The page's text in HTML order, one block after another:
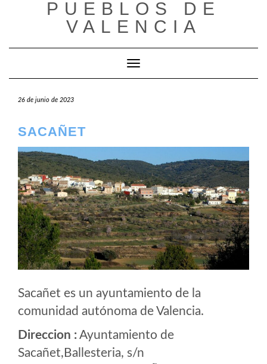
PUEBLOS DE
VALENCIA
Cambiar modo de navegación
26 de junio de 2023
SACAÑET
Sacañet es un ayuntamiento de la
comunidad autónoma de Valencia.
Direccion :Ayuntamiento de
Sacañet,Ballesteria, s/n